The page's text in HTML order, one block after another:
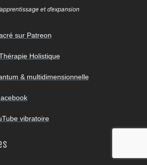
et d’expansion
sur Patreon
Holistique
& multidimensionnelle
vibratoire